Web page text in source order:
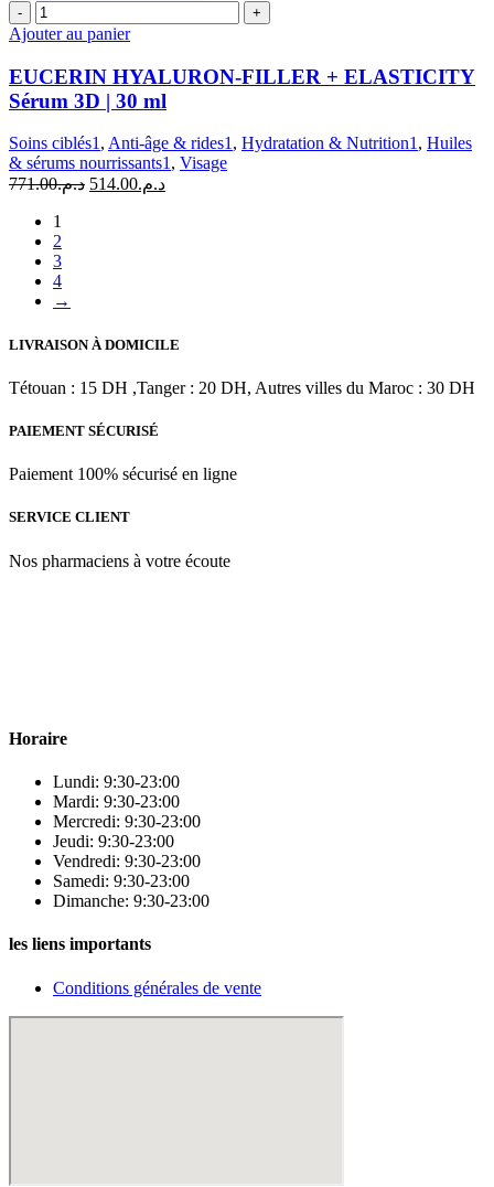
quantité
de
EUCERIN
HYALURON-
FILLER
+
Sérum
3D
|
ml
Ajouter au panier
EUCERIN HYALURON-FILLER + ELASTICITY
Sérum 3D | 30 ml
Soins ciblés1, Anti-âge & rides1, Hydratation & Nutrition1, Huiles
& sérums nourrissants1, Visage
د.م.771.00
Le
د.م.514.00
Le
1
2
3
4
→
LIVRAISON À DOMICILE
Tétouan : 15 DH ,Tanger : 20 DH, Autres villes du Maroc : 30 DH
PAIEMENT SÉCURISÉ
Paiement 100% sécurisé en ligne
SERVICE CLIENT
Nos pharmaciens à votre écoute
Horaire
Lundi: 9:30-23:00
Mardi: 9:30-23:00
Mercredi: 9:30-23:00
Jeudi: 9:30-23:00
Vendredi: 9:30-23:00
Samedi: 9:30-23:00
Dimanche: 9:30-23:00
les liens importants
Conditions générales de vente